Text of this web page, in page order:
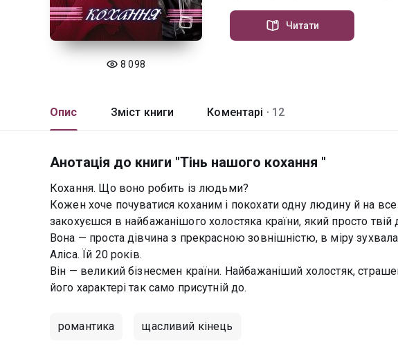
8 098
Читати
Опис Зміст книги Коментарі · 12
Анотація до книги "Тінь нашого кохання "
Кохання. Що воно робить із людьми?
Кожен хоче почуватися коханим і покохати одну людину й на
закохуєшся в найбажанішого холостяка країни, який просто
Вона — проста дівчина з прекрасною зовнішністю, в міру
Аліса. Їй 20 років.
Він — великий бізнесмен країни. Найбажаніший холостяк,
його характері так само присутній до.
романтика щасливий кінець